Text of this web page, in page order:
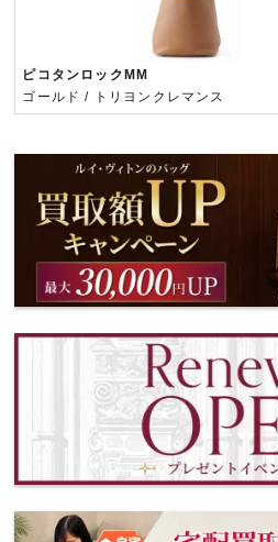
ピコタンロックMM
ゴールド / トリヨンクレマンス